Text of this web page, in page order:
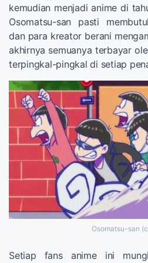
kemudian menjadi anime di
Osomatsu-san pasti
dan para kreator berani
akhirnya semuanya terbayar
terpingkal-pingkal di setiap
Osomatsu-san
Setiap fans anime ini